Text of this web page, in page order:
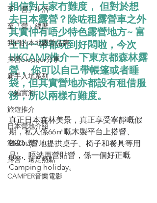
至「營」生活
至「營」經歷
我們的本地露營品牌
露營blogger分享
新手入坑系列
小編實測
旅遊推介
日本營地介紹
潮流玩樂
露營・遠足熱點
CAMPER音樂電影
相信對大家冇難度， 但對於想
去日本露營？除咗租露營車之外
其實仲有唔少特色露營地方~ 富
士山一帶都玩到好悶啦，今次
HKCAMP推介一下東京都森林露
營， 你可以自己帶帳篷或者睡
袋，但其實營地亦都設有租借服
務，所以兩樣冇難度。
真正日本森林美景，真正享受寧靜嘅假
期，私人係66㎡嘅木製平台上搭營、
BBQ  (營地提拱桌子、椅子和餐具等用
品)， 唔洗再營貼營，係一個好正嘅
Camping holiday。